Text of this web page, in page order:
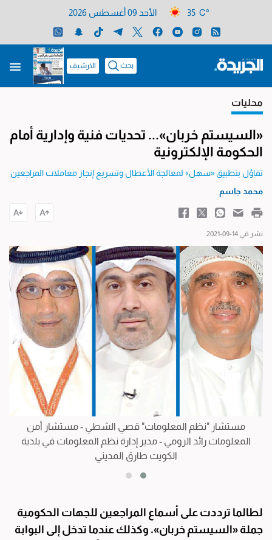
35 C° الأحد 09 أغسطس 2026
بحث الارشيف
محليات
«السيستم خربان»... تحديات فنية وإدارية أمام
الحكومة الإلكترونية
تفاؤل بتطبيق «سهل» لمعالجة الأعطال وتسريع إنجاز معاملات المراجعين
محمد جاسم
نشر في 14-09-2021
مستشار "نظم المعلومات" قصي الشطي - مستشار أمن
المعلومات رائد الرومي - مدير إدارة نظم المعلومات في بلدية
الكويت طارق المديني
لطالما ترددت على أسماع المراجعين للجهات الحكومية
جملة «السيستم خربان»، وكذلك عندما تدخل إلى البوابة